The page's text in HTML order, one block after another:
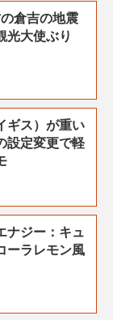
倉吉の地震
光大使ぶり
ギス）が重い
設定変更で軽
ナジー：キュ
ーラレモン風